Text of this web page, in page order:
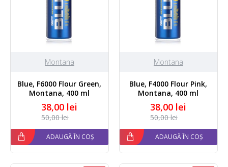
Montana
Blue, F6000 Flour Green,
Montana, 400 ml
38,00 lei
50,00 lei
ADAUGĂ ÎN COȘ
Montana
Blue, F4000 Flour Pink,
Montana, 400 ml
38,00 lei
50,00 lei
ADAUGĂ ÎN COȘ